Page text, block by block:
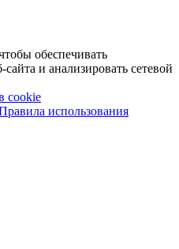
обеспечивать
и анализировать сетевой
cookie
использования